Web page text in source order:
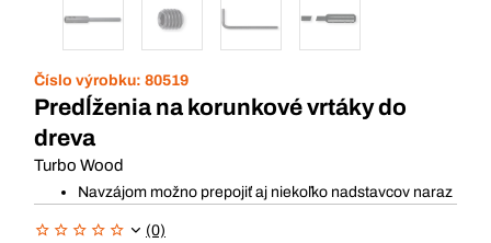
Číslo výrobku: 80519
Predĺženia na korunkové vrtáky do
dreva
Turbo Wood
Navzájom možno prepojiť aj niekoľko nadstavcov naraz
(0)